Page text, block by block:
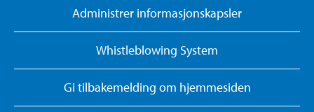
Administrer informasjonskapsler
Whistleblowing System
Gi tilbakemelding om hjemmesiden